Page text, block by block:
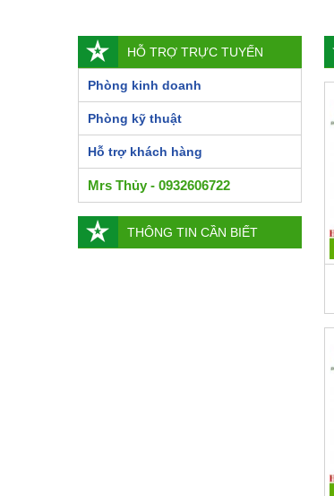
HỖ TRỢ TRỰC TUYẾN
Phòng kinh doanh
Phòng kỹ thuật
Hỗ trợ khách hàng
Mrs Thủy - 0932606722
THÔNG TIN CẦN BIẾT